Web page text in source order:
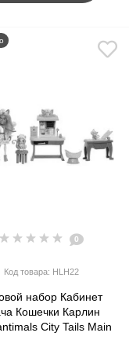
0
Код товара: HLH22
набор Кабинет
Кошечки Карлин
City Tails Main